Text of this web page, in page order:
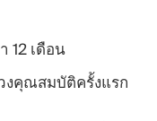
12 เดือน
งคุณสมบัติครั้งแรก